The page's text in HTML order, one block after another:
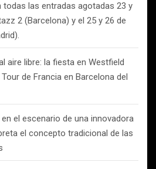
todas las entradas agotadas 23 y
2 (Barcelona) y el 25 y 26 de
aire libre: la fiesta en Westfield
de Francia en Barcelona del
el escenario de una innovadora
el concepto tradicional de las